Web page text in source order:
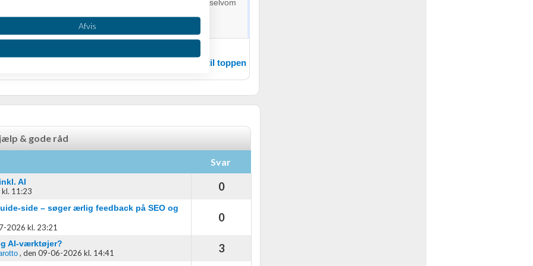
der vil give ud af deres fifs og links i denne branche, selvom
en Dansk SEO skole.
Tilbage til toppen
& gode råd
Svar
AI
kl. 11:23 0
side – søger ærlig feedback på SEO og
2026 kl. 23:21
0
AI-værktøjer?
, den 09-06-2026 kl. 14:41 3
fra forskellige
Afvis